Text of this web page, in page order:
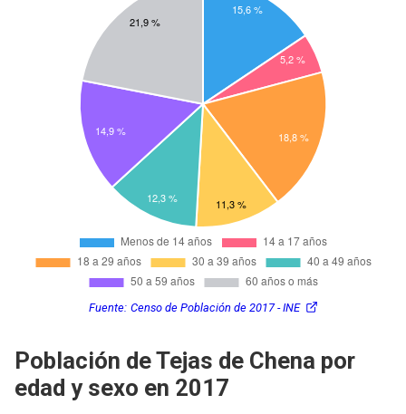
Fuente: Censo de Población de 2017 - INE
Población de Tejas de Chena por
edad y sexo en 2017